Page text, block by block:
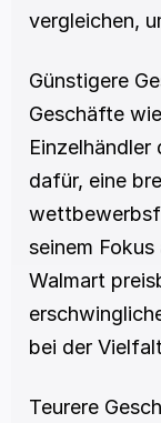
vergleichen,
Günstigere
Geschäfte wie
dafür, eine
seinem
Walmart
bei der
Teurere